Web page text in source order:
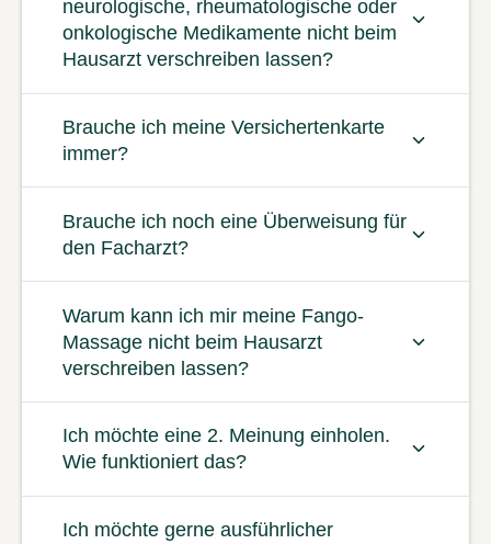
neurologische, rheumatologische oder
onkologische Medikamente nicht beim
Hausarzt verschreiben lassen?
Brauche ich meine Versichertenkarte
immer?
Brauche ich noch eine Überweisung für
den Facharzt?
Warum kann ich mir meine Fango-
Massage nicht beim Hausarzt
verschreiben lassen?
Ich möchte eine 2. Meinung einholen.
Wie funktioniert das?
Ich möchte gerne ausführlicher